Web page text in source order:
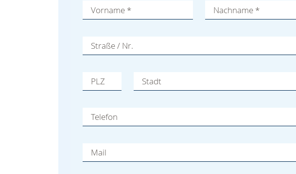
Vorname * Nachname *
Straße / Nr.
PLZ Stadt
Telefon
Mail